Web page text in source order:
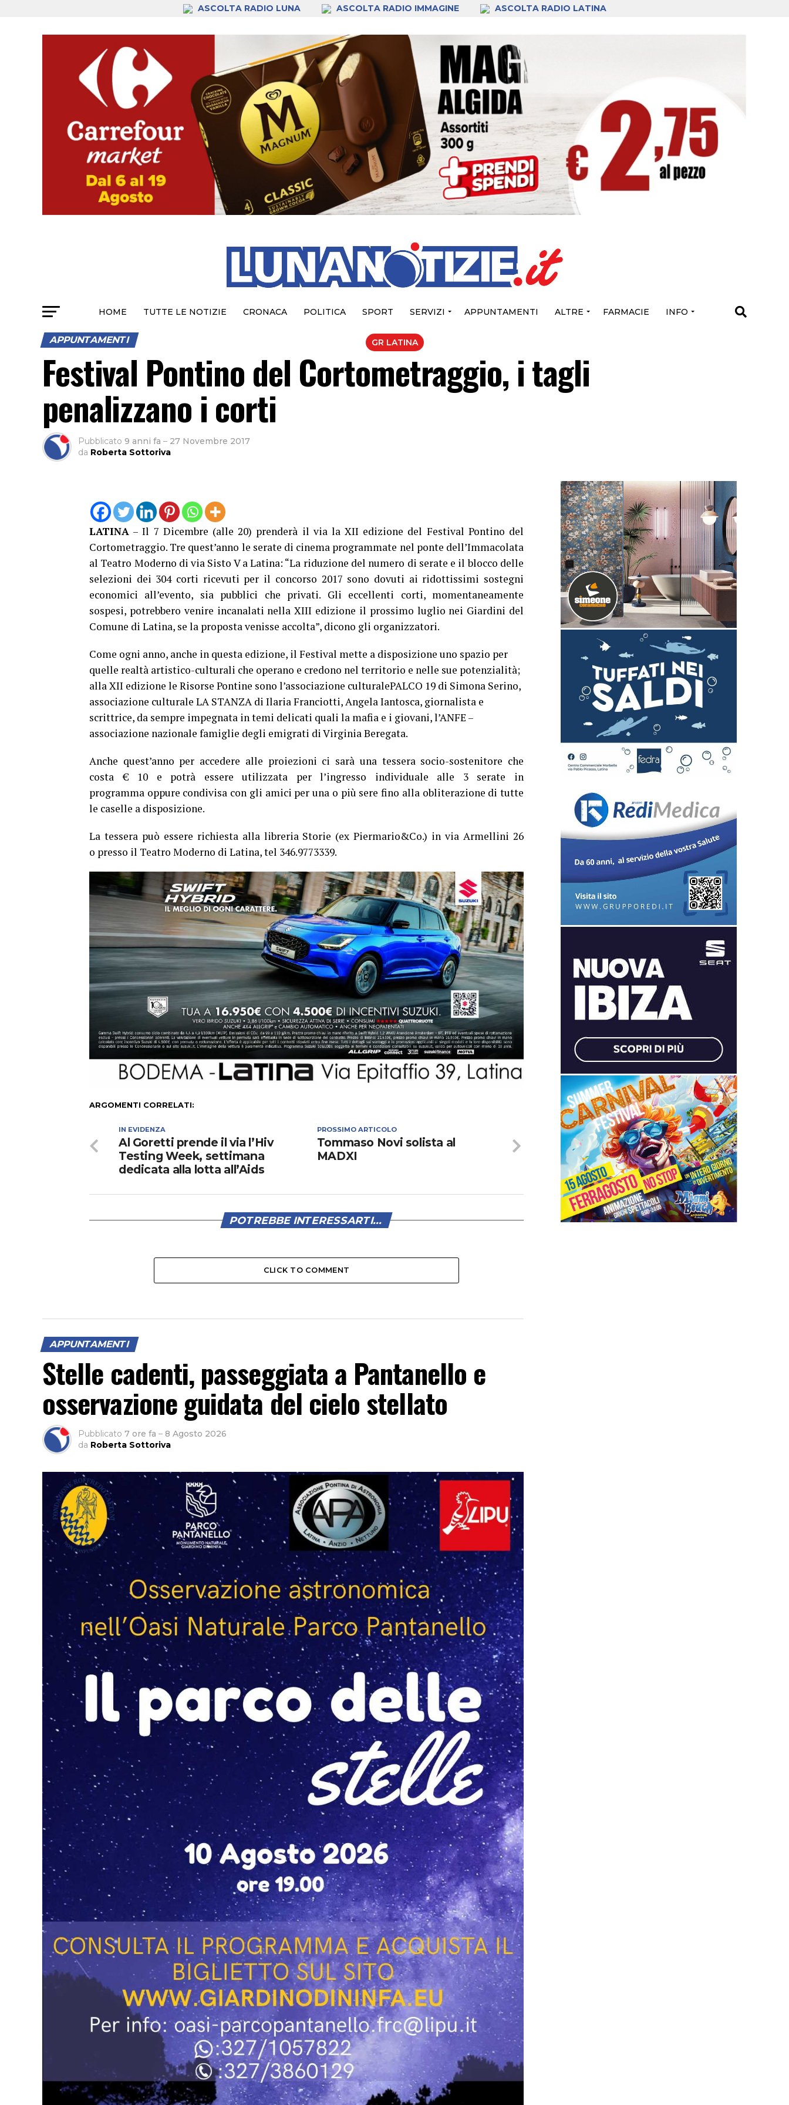
ASCOLTA RADIO LUNA ASCOLTA RADIO IMMAGINE ASCOLTA RADIO LATINA
HOME TUTTE LE NOTIZIE CRONACA POLITICA SPORT SERVIZI APPUNTAMENTI ALTRE FARMACIE INFO
GR LATINA
APPUNTAMENTI
Festival Pontino del Cortometraggio, i tagli
penalizzano i corti
Pubblicato 9 anni fa – 27 Novembre 2017
da Roberta Sottoriva
LATINA – Il 7 Dicembre (alle 20) prenderà il via la XII edizione del Festival Pontino del
Cortometraggio. Tre quest’anno le serate di cinema programmate nel ponte dell’Immacolata
al Teatro Moderno di via Sisto V a Latina: “La riduzione del numero di serate e il blocco delle
selezioni dei 304 corti ricevuti per il concorso 2017 sono dovuti ai ridottissimi sostegni
economici all’evento, sia pubblici che privati. Gli eccellenti corti, momentaneamente
sospesi, potrebbero venire incanalati nella XIII edizione il prossimo luglio nei Giardini del
Comune di Latina, se la proposta venisse accolta”, dicono gli organizzatori.
Come ogni anno, anche in questa edizione, il Festival mette a disposizione uno spazio per
quelle realtà artistico-culturali che operano e credono nel territorio e nelle sue potenzialità;
alla XII edizione le Risorse Pontine sono l’associazione culturalePALCO 19 di Simona Serino,
associazione culturale LA STANZA di Ilaria Franciotti, Angela Iantosca, giornalista e
scrittrice, da sempre impegnata in temi delicati quali la mafia e i giovani, l’ANFE –
associazione nazionale famiglie degli emigrati di Virginia Beregata.
Anche quest’anno per accedere alle proiezioni ci sarà una tessera socio-sostenitore che
costa € 10 e potrà essere utilizzata per l’ingresso individuale alle 3 serate in
programma oppure condivisa con gli amici per una o più sere fino alla obliterazione di tutte
le caselle a disposizione.
La tessera può essere richiesta alla libreria Storie (ex Piermario&Co.) in via Armellini 26
o presso il Teatro Moderno di Latina, tel 346.9773339.
ARGOMENTI CORRELATI:
PROSSIMO ARTICOLO
Tommaso Novi solista al
MADXI
IN EVIDENZA
Al Goretti prende il via l’Hiv
Testing Week, settimana
dedicata alla lotta all’Aids
POTREBBE INTERESSARTI...
CLICK TO COMMENT
APPUNTAMENTI
Stelle cadenti, passeggiata a Pantanello e
osservazione guidata del cielo stellato
Pubblicato 7 ore fa – 8 Agosto 2026
da Roberta Sottoriva